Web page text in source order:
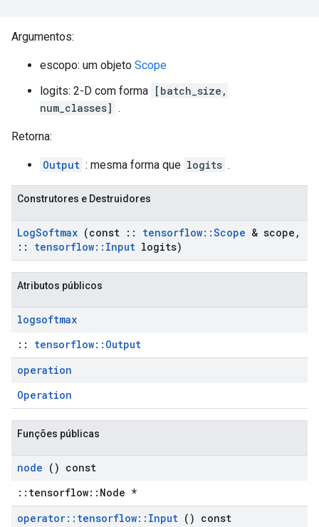
Argumentos:
escopo: um objeto Scope
logits: 2-D com forma [batch_size,
num_classes] .
Retorna:
Output : mesma forma que logits .
Construtores e Destruidores
LogSoftmax (const :: tensorflow::Scope & scope ,
::
tensorflow:: Input logits)
Atributos públicos
logsoftmax
:: tensorflow::Output
operation
Operation
Funções públicas
node () const
::tensorflow::Node *
operator:: tensorflow:: Input () const